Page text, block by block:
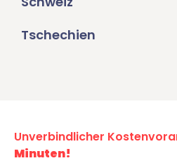
Tschechien
Unverbindlicher
Minuten!